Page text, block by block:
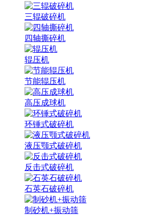
三辊破碎机
四轴撕碎机
辊压机
节能辊压机
高压成球机
环锤式破碎机
液压颚式破碎机
反击式破碎机
石英石破碎机
制砂机+振动筛